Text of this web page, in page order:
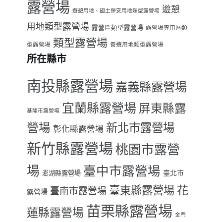
露營場 遊憩用地、國土保安用地類型露營場 遊憩
用地類型露營場 露營區類型露營場 露營場專用區類
型露營場 類型露營場 養殖用地類型露營場
所在縣市
南投縣露營場 嘉義縣露營場
基隆市露營場 宜蘭縣露營場 屏東縣露
營場 彰化縣露營場 新北市露營場
新竹縣露營場 桃園市露營
場 澎湖縣露營場 臺中市露營場 臺北市
露營場 臺南市露營場 臺東縣露營場 花
蓮縣露營場 苗栗縣露營場 金門